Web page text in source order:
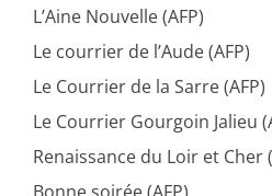
L’Aine Nouvelle (AFP)
Le courrier de l’Aude (AFP)
Le Courrier de la Sarre (AFP)
Le Courrier Gourgoin Jalieu
Renaissance du Loir et Cher